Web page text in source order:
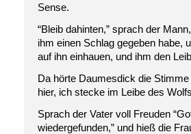
Sense.
“Bleib dahinten,” sprach der
ihm einen Schlag gegeben habe,
auf ihn einhauen, und ihm den
Da hörte Daumesdick die
hier, ich stecke im Leibe des
Sprach der Vater voll Freuden
wiedergefunden,” und hieß die